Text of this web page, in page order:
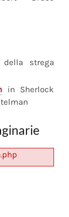
strega
in Sherlock